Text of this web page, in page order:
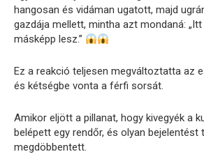
hangosan és vidáman ugatott, majd
gazdája mellett, mintha azt mondaná:
másképp lesz.”
Ez a reakció teljesen megváltoztatta az
és kétségbe vonta a férfi sorsát.
Amikor eljött a pillanat, hogy kivegyék a
belépett egy rendőr, és olyan bejelentést
megdöbbentett.